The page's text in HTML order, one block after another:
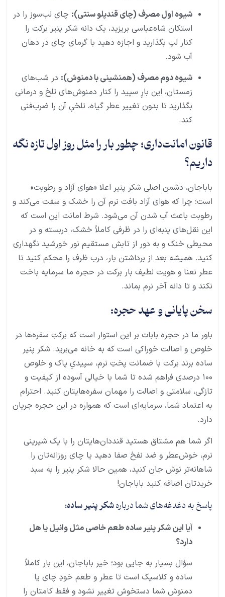
شیوه اول مصرف (چای قندپلو سنتی): چای لب‌سوز را در
استکان شاه‌عباسی بریزید، یک دانه شکر پنیر برکت را
کنار لپ بگذارید و اجازه دهید با گرمای چای در دهان
آب شود.
شیوه دوم مصرف (همنشینی با دمنوش): در شب‌های
زمستان، این بارِ سپید را کنار دمنوش‌های تلخ و درمانی
بگذارید تا بدون تغییر عطر گیاه، تلخیِ آن را ضرب‌فنی
کند.
قانون امانت‌داری؛ چطور بار را مثل روز اول تازه نگه
داریم؟
باباجان، دشمن اصلی شکر پنیر اعلا «هوای آزاد و رطوبت»
است؛ چرا که هوای آزاد بافت نرم آن را خشک و سفت می‌کند و
رطوبت باعث آب شدن آن می‌شود. شرط امانت این است که
این نقل‌های پنبه‌ای را در ظرفی کاملاً خشک، دربسته و در
محیطی خنک و به دور از تابش مستقیم نور خورشید نگهداری
کنید. همیشه بعد از برداشتن بار، درب ظرف را محکم کنید تا
عطر نعنا و هویت لطیف بار برکت در حجره ما سرمایه باخت
نکند و تا دانه آخر نرم بماند.
سخن پایانی و عهد حجره:
باور ما در حجره بابات بر این استوار است که برکتِ سفره‌ها در
خلوص و اصالت خوراکی است که به خانه می‌برید. شکر پنیر
ساده برند برکت با ضمانت پختِ نرم، سپیدیِ پاک و خلوص
۱۰۰ درصدی فراهم شده تا شما با خیالی آسوده از کیفیت و
تازگی، سلامتی و اصالت را مهمان سفره‌هایتان کنید. احترام
به اعتماد شما، سرمایه‌ای است که همواره در این حجره جریان
دارد.
اگر شما هم مشتاق هستید قنددان‌هایتان را با یک شیرینی
نرم، خوش‌عطر و ضد نفخ صفا دهید یا چای روزانه‌تان را
شاهانه‌تر نوش جان کنید، همین حالا شکر پنیر را به سبد
خریدتان اضافه کنید باباجان!
پاسخ به دغدغه‌های شما دربارهشکر پنیر ساده:
آیا این شکر پنیر ساده طعم خاصی مثل وانیل یا هل
دارد؟
سؤال بسیار به جایی بود؛ خیر باباجان، این بار کاملاً
ساده و کلاسیک است تا عطر و طعم خودِ چای یا
دمنوش شما دستخوش تغییر نشود و فقط کامتان را